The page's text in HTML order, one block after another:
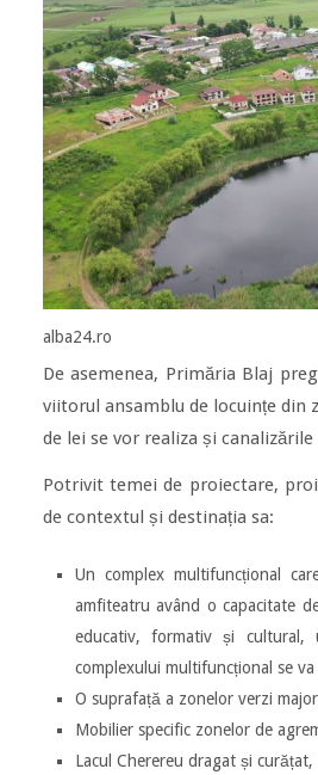
alba24.ro
De asemenea, Primăria Blaj
viitorul ansamblu de locuințe din
de lei se vor realiza și
Potrivit temei de proiectare,
de contextul și destinația sa:
Un complex multifuncțional
amfiteatru având o capacitate
educativ, formativ și cultural,
complexului multifuncțional se
O suprafață a zonelor verzi
Mobilier specific zonelor de
Lacul Cherereu dragat și